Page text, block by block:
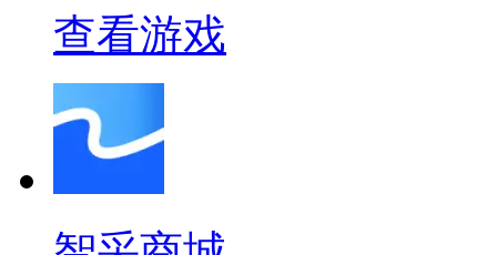
查看游戏